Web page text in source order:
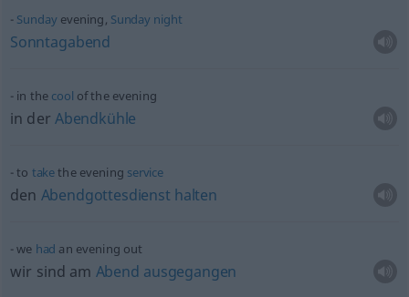
Sundayevening, Sunday night
Sonntagabend
in the cool of the evening
in der Abendkühle
to takethe evening service
den Abendgottesdienst halten
we had an evening out
wir sind am Abend ausgegangen